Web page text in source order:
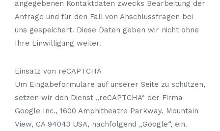
angegebenen Kontaktdaten zwecks Bearbeitung der
Anfrage und für den Fall von Anschlussfragen bei
uns gespeichert. Diese Daten geben wir nicht ohne
Ihre Einwilligung weiter.
Einsatz von reCAPTCHA
Um Eingabeformulare auf unserer Seite zu schützen,
setzen wir den Dienst „reCAPTCHA“ der Firma
Google Inc., 1600 Amphitheatre Parkway, Mountain
View, CA 94043 USA, nachfolgend „Google“, ein.